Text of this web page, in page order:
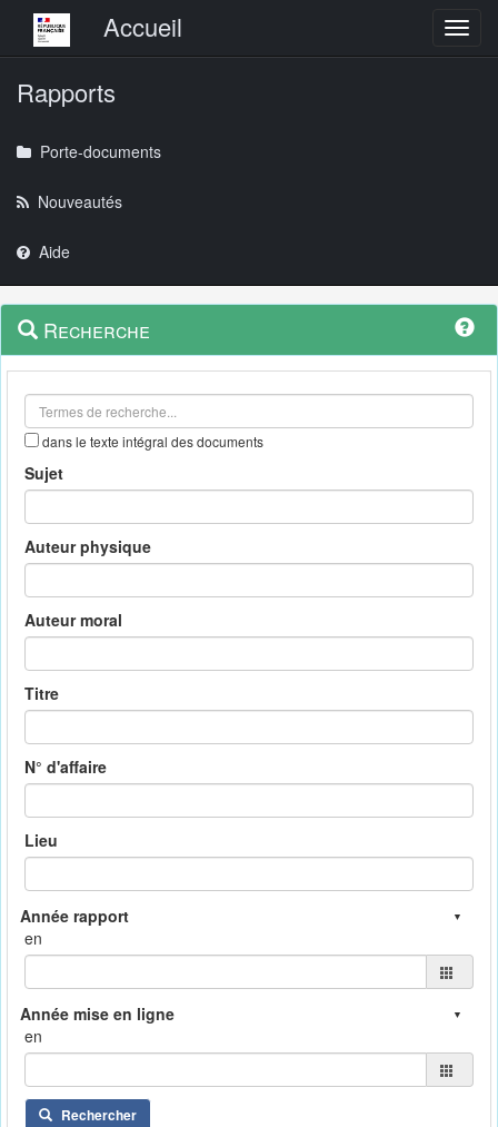
Menu principalAccueil
Rapports
Porte-documents
Nouveautés
Aide
Navigation
outils
Menu
contextuel
Recherche
dans le texte intégral des documents
Sujet
Auteur physique
Auteur moral
Titre
N° d'affaire
Lieu
en
en
Rechercher